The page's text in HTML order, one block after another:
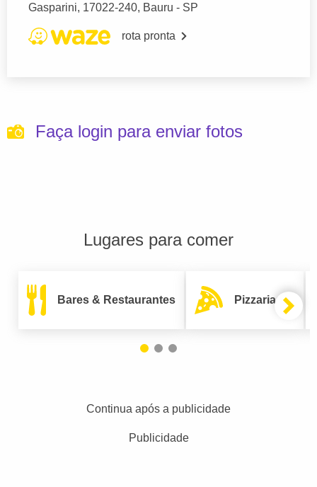
Gasparini, 17022-240, Bauru - SP
rota pronta
Faça login para enviar fotos
Lugares para comer
Bares & Restaurantes Pizzarias
Continua após a publicidade
Publicidade